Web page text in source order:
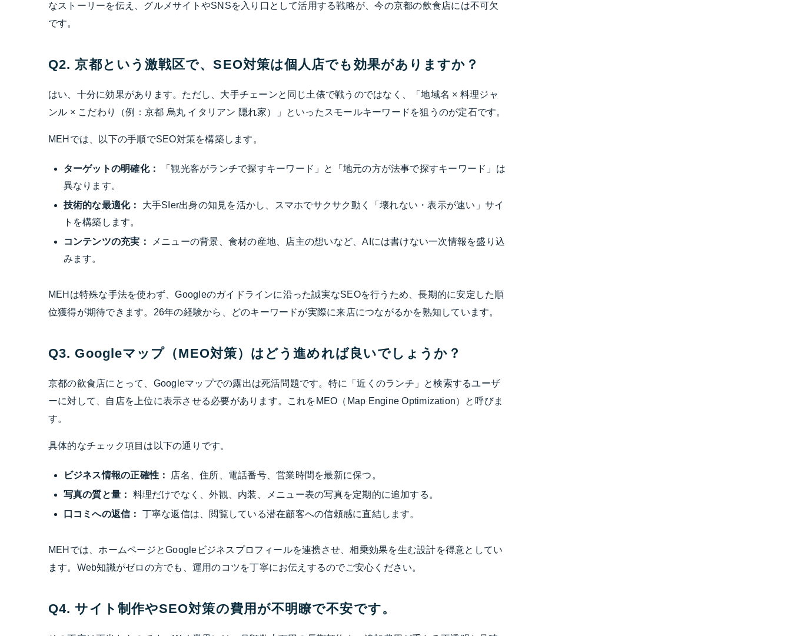
なストーリーを伝え、グルメサイトやSNSを入り口として活用する戦略が、今の京都の飲食店には不可欠
です。
Q2. 京都という激戦区で、SEO対策は個人店でも効果がありますか？
はい、十分に効果があります。ただし、大手チェーンと同じ土俵で戦うのではなく、「地域名 × 料理ジャ
ンル × こだわり（例：京都 烏丸 イタリアン 隠れ家）」といったスモールキーワードを狙うのが定石です。
MEHでは、以下の手順でSEO対策を構築します。
ターゲットの明確化：
「観光客がランチで探すキーワード」と「地元の方が法事で探すキーワード」は
異なります。
技術的な最適化：
大手SIer出身の知見を活かし、スマホでサクサク動く「壊れない・表示が速い」サイ
トを構築します。
コンテンツの充実：
メニューの背景、食材の産地、店主の想いなど、AIには書けない一次情報を盛り込
みます。
MEHは特殊な手法を使わず、Googleのガイドラインに沿った誠実なSEOを行うため、長期的に安定した順
位獲得が期待できます。26年の経験から、どのキーワードが実際に来店につながるかを熟知しています。
Q3. Googleマップ（MEO対策）はどう進めれば良いでしょうか？
京都の飲食店にとって、Googleマップでの露出は死活問題です。特に「近くのランチ」と検索するユーザ
ーに対して、自店を上位に表示させる必要があります。これをMEO（Map Engine Optimization）と呼びま
す。
具体的なチェック項目は以下の通りです。
ビジネス情報の正確性：
店名、住所、電話番号、営業時間を最新に保つ。
写真の質と量：
料理だけでなく、外観、内装、メニュー表の写真を定期的に追加する。
口コミへの返信：
丁寧な返信は、閲覧している潜在顧客への信頼感に直結します。
MEHでは、ホームページとGoogleビジネスプロフィールを連携させ、相乗効果を生む設計を得意としてい
ます。Web知識がゼロの方でも、運用のコツを丁寧にお伝えするのでご安心ください。
Q4. サイト制作やSEO対策の費用が不明瞭で不安です。